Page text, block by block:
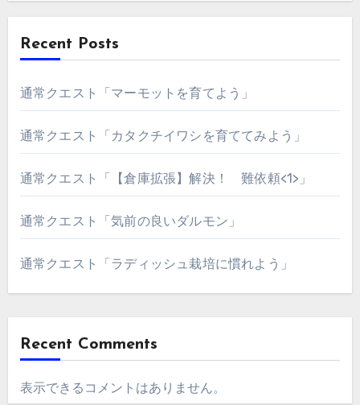
Recent Posts
通常クエスト「マーモットを育てよう」
通常クエスト「カタクチイワシを育ててみよう」
通常クエスト「【倉庫拡張】解決！ 難依頼<1>」
通常クエスト「気前の良いダルモン」
通常クエスト「ラディッシュ栽培に慣れよう」
Recent Comments
表示できるコメントはありません。